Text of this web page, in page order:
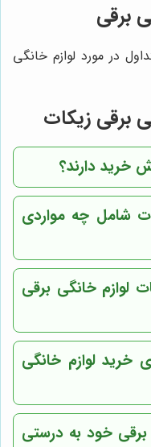
برقی
در مورد لوازم خانگی
برقی زیکات
خرید دارند؟
شامل چه مواردی
لوازم خانگی برقی
خرید لوازم خانگی
برقی خود به درستی